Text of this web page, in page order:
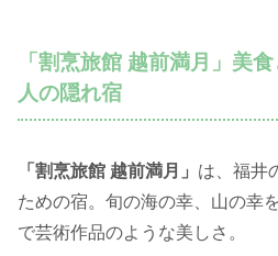
「割烹旅館 越前満月」美
人の隠れ宿
「割烹旅館 越前満月」 は、福井
ための宿。旬の海の幸、山の幸
で芸術作品のような美しさ。